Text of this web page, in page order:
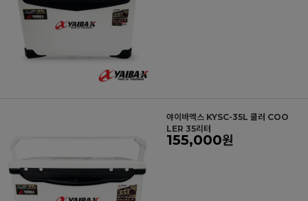
야이바엑스 KYSC-35L 쿨러 COO
LER 35리터
155,000원